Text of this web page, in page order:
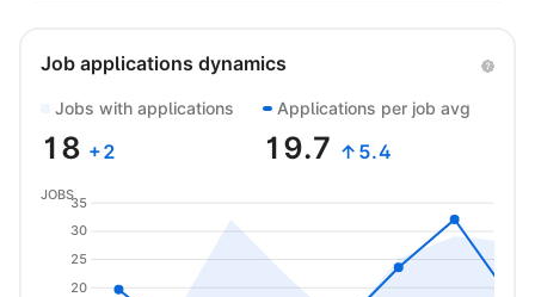
Job applications dynamics
Jobs with applications
18 +2
Applications per job avg
19.7 ↑5.4
20
25
30
35
JOBS